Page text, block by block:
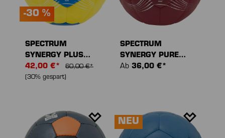
-30 %
SPECTRUM
SYNERGY PLUS
HANDBALL
42,00 €*
60,00 €*
(30% gespart)
SPECTRUM
SYNERGY PURE
HANDBALL
Ab 36,00 €*
NEU